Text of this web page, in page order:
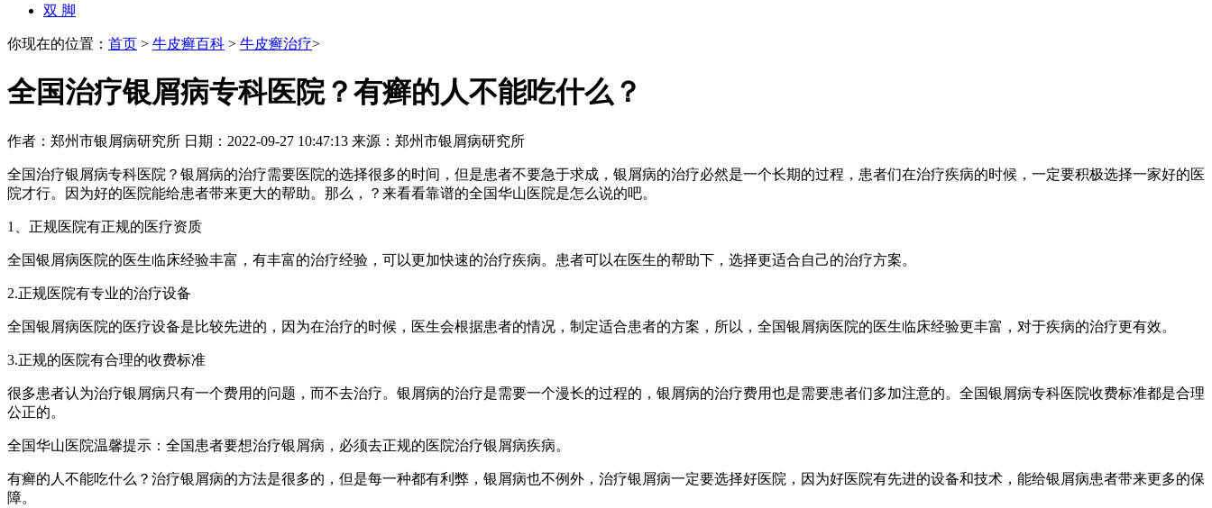
双 脚
你现在的位置： 首页 > 牛皮癣百科 > 牛皮癣治疗>
全国治疗银屑病专科医院？有癣的人不能吃什么？
作者：郑州市银屑病研究所 日期：2022-09-27 10:47:13 来源：郑州市银屑病研究所
全国治疗银屑病专科医院？银屑病的治疗需要医院的选择很多的时间，但是患者不要急于求成，银屑病的治疗必然是一个长期的过程，患者们在治疗疾病的时候，一定要积极选择一家好的医
院才行。因为好的医院能给患者带来更大的帮助。那么，？来看看靠谱的全国华山医院是怎么说的吧。
1、正规医院有正规的医疗资质
全国银屑病医院的医生临床经验丰富，有丰富的治疗经验，可以更加快速的治疗疾病。患者可以在医生的帮助下，选择更适合自己的治疗方案。
2.正规医院有专业的治疗设备
全国银屑病医院的医疗设备是比较先进的，因为在治疗的时候，医生会根据患者的情况，制定适合患者的方案，所以，全国银屑病医院的医生临床经验更丰富，对于疾病的治疗更有效。
3.正规的医院有合理的收费标准
很多患者认为治疗银屑病只有一个费用的问题，而不去治疗。银屑病的治疗是需要一个漫长的过程的，银屑病的治疗费用也是需要患者们多加注意的。全国银屑病专科医院收费标准都是合理
公正的。
全国华山医院温馨提示：全国患者要想治疗银屑病，必须去正规的医院治疗银屑病疾病。
有癣的人不能吃什么？治疗银屑病的方法是很多的，但是每一种都有利弊，银屑病也不例外，治疗银屑病一定要选择好医院，因为好医院有先进的设备和技术，能给银屑病患者带来更多的保
障。